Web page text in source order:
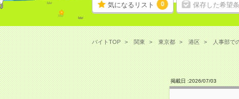
気になるリスト 0 保存した希望
バイトTOP 関東 東京都 港区 人事部で
掲載日 :2026/07/03